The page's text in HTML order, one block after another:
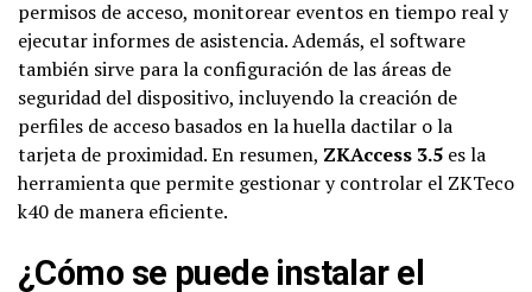
permisos de acceso, monitorear eventos en tiempo real y
ejecutar informes de asistencia. Además, el software
también sirve para la configuración de las áreas de
seguridad del dispositivo, incluyendo la creación de
perfiles de acceso basados en la huella dactilar o la
tarjeta de proximidad. En resumen, ZKAccess 3.5 es la
herramienta que permite gestionar y controlar el ZKTeco
k40 de manera eficiente.
¿Cómo se puede instalar el